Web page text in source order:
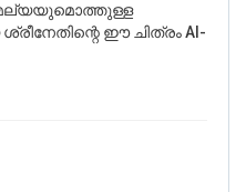
മല്യയുമൊത്തുള്ള
ഈ ചിത്രം AI-